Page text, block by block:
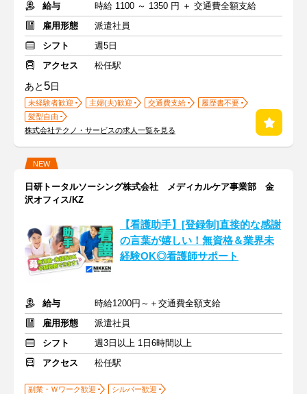
給与
時給 1100 ～ 1350 円 ＋ 交通費全額支給
雇用形態
派遣社員
シフト
週5日
アクセス
松任駅
あと 5日
未経験者歓迎 主婦(夫)歓迎 交通費支給
履歴書不要
髪型自由
株式会社テクノ・サービスの求人一覧を見る
NEW
日研トータルソーシング株式会社 メディカルケア事業部 金
沢オフィス/KZ
【看護助手】[登録制]直接的な感謝
の言葉が嬉しい！無資格＆業界未
経験OK◎看護師サポート
給与
時給1200円～＋交通費全額支給
雇用形態
派遣社員
シフト
週3日以上 1日6時間以上
アクセス
松任駅
副業・Ｗワーク歓迎
シルバー歓迎